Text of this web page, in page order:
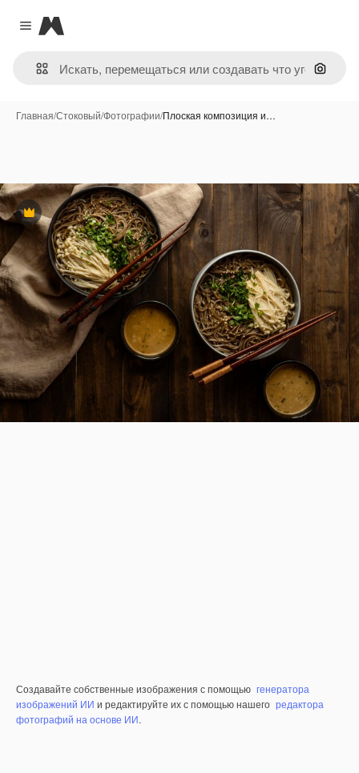
Close menu
Magnific
Поиск
Главная/Стоковый/Фотографии/Плоская композиция и…
Премиум
Создавайте собственные изображения с помощью генератора
изображений ИИ и редактируйте их с помощью нашего редактора
фотографий на основе ИИ.